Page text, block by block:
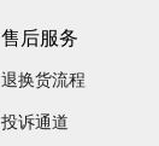
售后服务
退换货流程
投诉通道